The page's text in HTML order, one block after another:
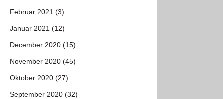
Februar 2021 (3)
Januar 2021 (12)
December 2020 (15)
November 2020 (45)
Oktober 2020 (27)
September 2020 (32)